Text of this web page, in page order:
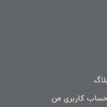
بلاگ
حساب کاربری من